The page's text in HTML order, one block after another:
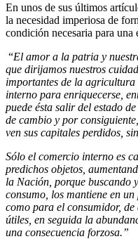
En unos de sus últimos
la necesidad imperiosa de
condición necesaria para
“El amor a la patria y
que dirijamos nuestros
importantes de la
interno para enriquecerse,
puede ésta salir del estado
de cambio y por
ven sus capitales perdidos,
Sólo el comercio interno es
predichos objetos,
la Nación, porque buscando
consumo, los mantiene en
como para el consumidor,
útiles, en seguida la
una consecuencia forzosa.”